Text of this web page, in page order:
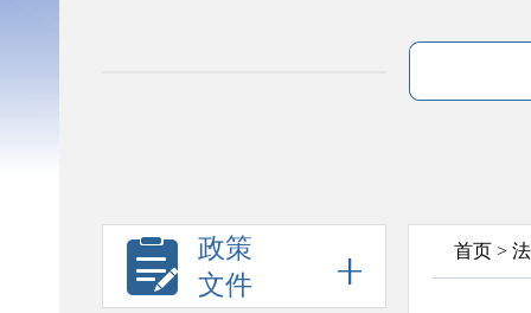
政策
文件
首页 >